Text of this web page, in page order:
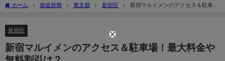
ホーム 都道府県 東京都 新宿区
新宿マルイメンのアクセス＆駐車
新宿区
新宿マルイメンのアクセス＆駐車場！最大料金や